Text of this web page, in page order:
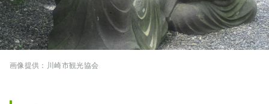
画像提供：川崎市観光協会